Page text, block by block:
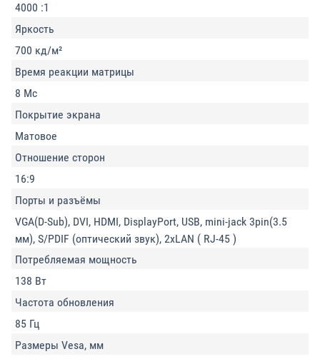
4000 :1
Яркость
700 кд/м²
Время реакции матрицы
8 Мс
Покрытие экрана
Матовое
Отношение сторон
16:9
Порты и разъёмы
VGA(D-Sub), DVI, HDMI, DisplayPort, USB, mini-jack 3pin(3.5
мм), S/PDIF (оптический звук), 2xLAN ( RJ-45 )
Потребляемая мощность
138 Вт
Частота обновления
85 Гц
Размеры Vesa, мм